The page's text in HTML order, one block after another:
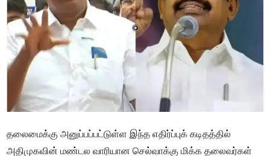
தலைமைக்கு அனுப்பப்பட்டுள்ள இந்த எதிர்ப்புக் கடிதத்தில்
அதிமுகவின் மண்டல வாரியான செல்வாக்கு மிக்க தலைவர்கள்